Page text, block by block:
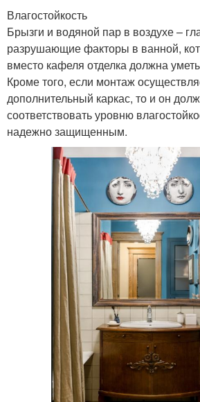
Влагостойкость
Брызги и водяной пар в воздухе –
разрушающие факторы в ванной,
вместо кафеля отделка должна
Кроме того, если монтаж
дополнительный каркас, то и он
соответствовать уровню
надежно защищенным.